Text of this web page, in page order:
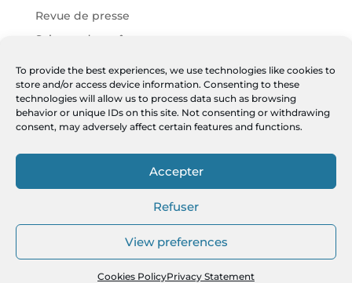
To provide the best experiences, we use technologies like cookies to
store and/or access device information. Consenting to these
technologies will allow us to process data such as browsing
behavior or unique IDs on this site. Not consenting or withdrawing
consent, may adversely affect certain features and functions.
Accepter
Refuser
View preferences
Cookies PolicyPrivacy Statement
Revue de presse
Science des arômes
Vins Harmonies
Vins JF